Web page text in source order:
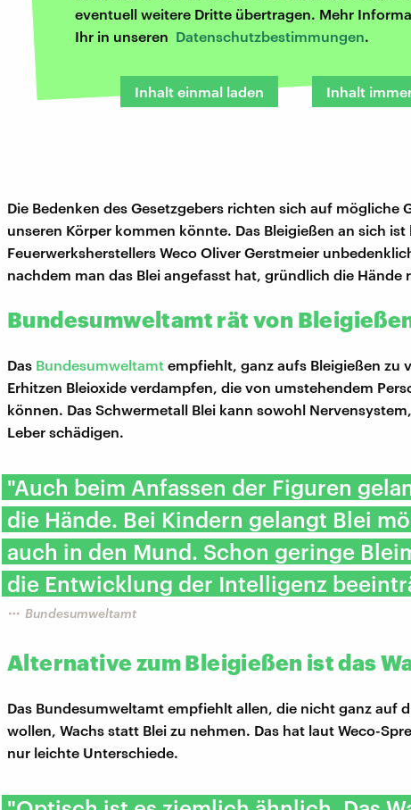
eventuell weitere Dritte übertragen. Mehr
Ihr in unseren Datenschutzbestimmungen.
Inhalt einmal laden Inhalt
Die Bedenken des Gesetzgebers richten sich auf mögliche
unseren Körper kommen könnte. Das Bleigießen an sich ist
Feuerwerksherstellers Weco Oliver Gerstmeier
nachdem man das Blei angefasst hat, gründlich die Hände
Bundesumweltamt rät von
Das Bundesumweltamt empfiehlt, ganz aufs Bleigießen zu
Erhitzen Bleioxide verdampfen, die von umstehendem
können. Das Schwermetall Blei kann sowohl
Leber schädigen.
"Auch beim Anfassen der Figuren
die Hände. Bei Kindern gelangt Blei
auch in den Mund. Schon geringe
die Entwicklung der Intelligenz
Bundesumweltamt
Alternative zum Bleigießen ist das
Das Bundesumweltamt empfiehlt allen, die nicht ganz auf
wollen, Wachs statt Blei zu nehmen. Das hat laut Weco-
nur leichte Unterschiede.